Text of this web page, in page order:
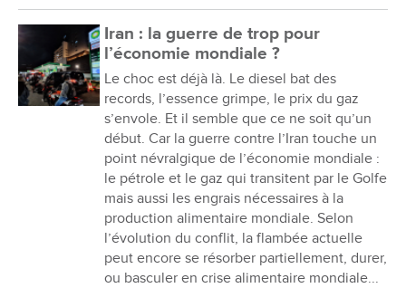
Iran : la guerre de trop pour
l’économie mondiale ?
Le choc est déjà là. Le diesel bat des
records, l’essence grimpe, le prix du gaz
s’envole. Et il semble que ce ne soit qu’un
début. Car la guerre contre l’Iran touche un
point névralgique de l’économie mondiale :
le pétrole et le gaz qui transitent par le Golfe
mais aussi les engrais nécessaires à la
production alimentaire mondiale. Selon
l’évolution du conflit, la flambée actuelle
peut encore se résorber partiellement, durer,
ou basculer en crise alimentaire mondiale...